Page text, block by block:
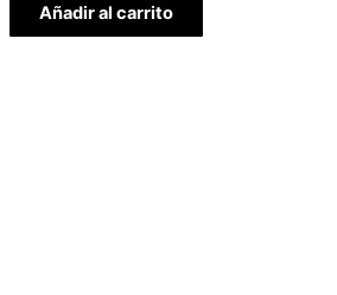
Añadir al carrito